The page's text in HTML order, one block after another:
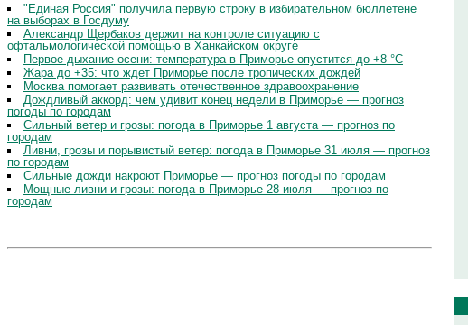
"Единая Россия" получила первую строку в избирательном бюллетене
на выборах в Госдуму
Александр Щербаков держит на контроле ситуацию с
офтальмологической помощью в Ханкайском округе
Первое дыхание осени: температура в Приморье опустится до +8 °C
Жара до +35: что ждет Приморье после тропических дождей
Москва помогает развивать отечественное здравоохранение
Дождливый аккорд: чем удивит конец недели в Приморье — прогноз
погоды по городам
Сильный ветер и грозы: погода в Приморье 1 августа — прогноз по
городам
Ливни, грозы и порывистый ветер: погода в Приморье 31 июля — прогноз
по городам
Сильные дожди накроют Приморье — прогноз погоды по городам
Мощные ливни и грозы: погода в Приморье 28 июля — прогноз по
городам